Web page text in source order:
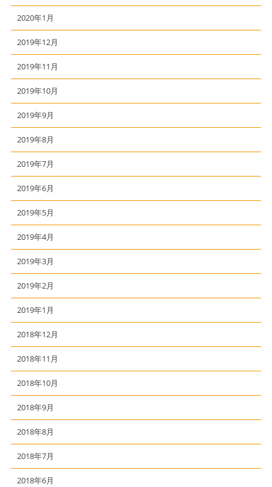
2020年1月
2019年12月
2019年11月
2019年10月
2019年9月
2019年8月
2019年7月
2019年6月
2019年5月
2019年4月
2019年3月
2019年2月
2019年1月
2018年12月
2018年11月
2018年10月
2018年9月
2018年8月
2018年7月
2018年6月